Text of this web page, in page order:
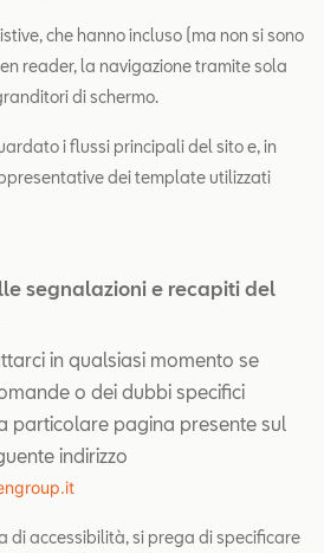
che hanno incluso (ma non si sono
reader, la navigazione tramite sola
di schermo.
i flussi principali del sito e, in
dei template utilizzati
segnalazioni e recapiti del
in qualsiasi momento se
o dei dubbi specifici
particolare pagina presente sul
indirizzo
di accessibilità, si prega di specificare